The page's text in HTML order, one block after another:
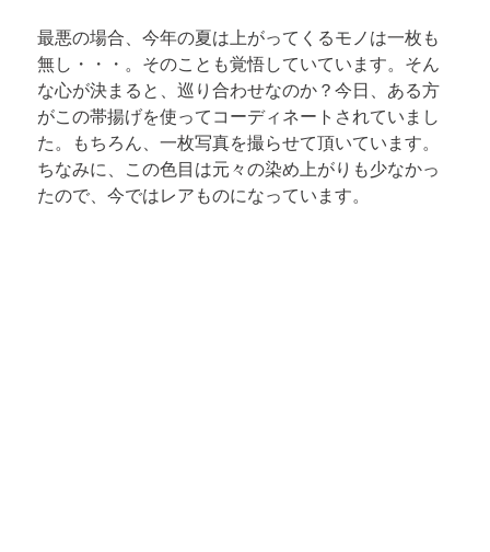
最悪の場合、今年の夏は上がってくるモノは一枚も
無し・・・。そのことも覚悟していています。そん
な心が決まると、巡り合わせなのか？今日、ある方
がこの帯揚げを使ってコーディネートされていまし
た。もちろん、一枚写真を撮らせて頂いています。
ちなみに、この色目は元々の染め上がりも少なかっ
たので、今ではレアものになっています。